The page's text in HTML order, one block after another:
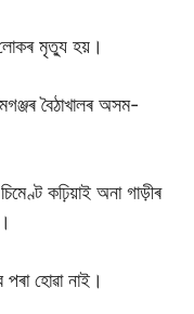
মৃত্যু হয়।
বৈঠাখালৰ অসম-
কঢ়িয়াই অনা গাড়ীৰ
হোৱা নাই।